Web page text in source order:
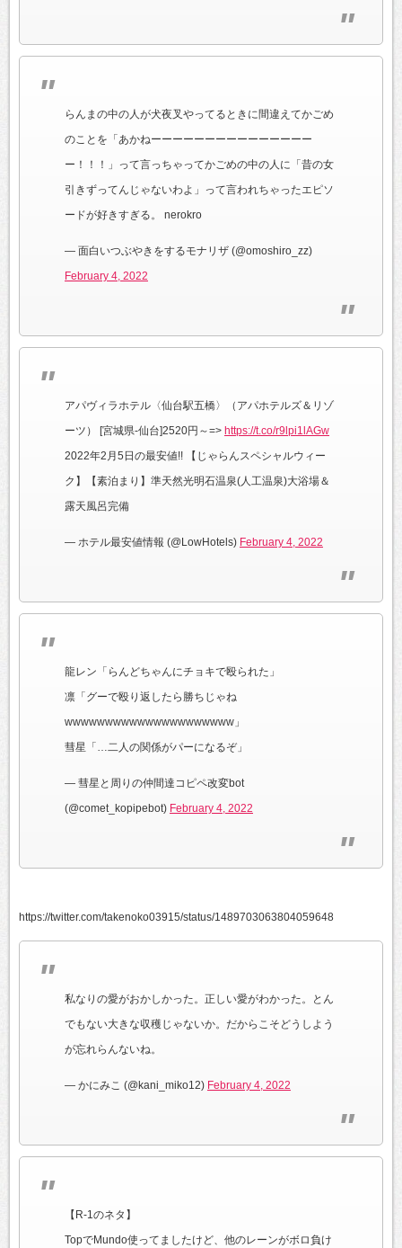
らんまの中の人が犬夜叉やってるときに間違えてかごめ
のことを「あかねーーーーーーーーーーーーーーー
ー！！！」って言っちゃってかごめの中の人に「昔の女
引きずってんじゃないわよ」って言われちゃったエピソ
ードが好きすぎる。 nerokro
— 面白いつぶやきをするモナリザ (@omoshiro_zz)
February 4, 2022
アパヴィラホテル〈仙台駅五橋〉（アパホテルズ＆リゾ
ーツ） [宮城県-仙台]2520円～=> https://t.co/r9lpi1lAGw
2022年2月5日の最安値!! 【じゃらんスペシャルウィー
ク】【素泊まり】準天然光明石温泉(人工温泉)大浴場＆
露天風呂完備
— ホテル最安値情報 (@LowHotels) February 4, 2022
龍レン「らんどちゃんにチョキで殴られた」
凛「グーで殴り返したら勝ちじゃね
wwwwwwwwwwwwwwwwwwwww」
彗星「…二人の関係がパーになるぞ」
— 彗星と周りの仲間達コピペ改変bot
(@comet_kopipebot) February 4, 2022
https://twitter.com/takenoko03915/status/1489703063804059648
私なりの愛がおかしかった。正しい愛がわかった。とん
でもない大きな収穫じゃないか。だからこそどうしよう
が忘れらんないね。
— かにみこ (@kani_miko12) February 4, 2022
【R-1のネタ】
TopでMundo使ってましたけど、他のレーンがボロ負け